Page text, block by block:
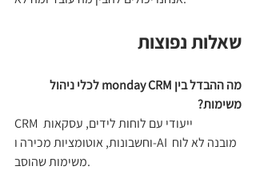
שאלות נפוצות
מה ההבדל בין monday CRM לכלי ניהול
משימות?
CRM ייעודי עם לוחות לידים, עסקאות
וחשבונות, אוטומציות מכירה ו-AI מובנה לא לוח
משימות שהוסב.